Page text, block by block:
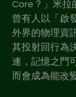
Core？」米拉
曾有人以「啟
外界的物理資
其投射回行為
連，記憶之門
而會成為能改